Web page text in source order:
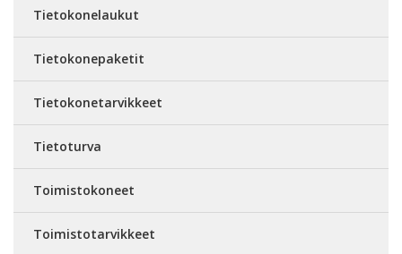
Tietokonelaukut
Tietokonepaketit
Tietokonetarvikkeet
Tietoturva
Toimistokoneet
Toimistotarvikkeet